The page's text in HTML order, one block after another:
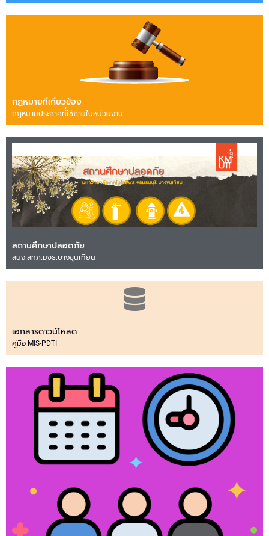
กฎหมายที่เกี่ยวข้อง
กฎหมายประกาศทีี่ใช้ภายในหน่วยงาน
สถานศึกษาปลอดภัย
สนง.สทภ.มจธ.บางขุนเทียน
เอกสารดาวน์โหลด
คู่มือ MIS-PDTI